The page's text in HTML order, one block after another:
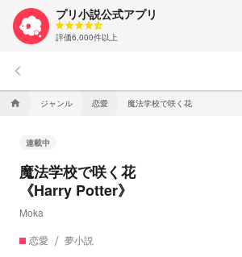
プリ小説公式アプリ
評価6,000件以上
keyboard_arrow_left
home ジャンル 恋愛
連載中
魔法学校で咲く花
《Harry Potter》
Moka
恋愛
夢小説